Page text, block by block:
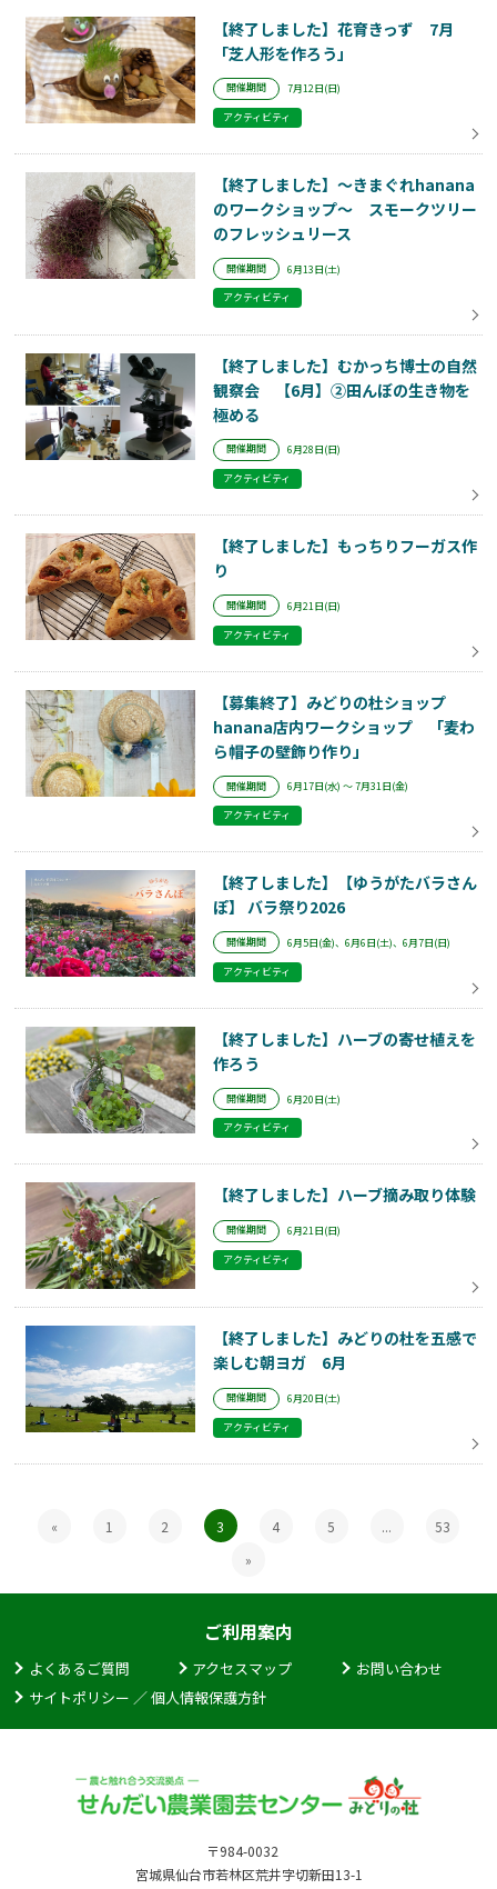
【終了しました】花育きっず 7月
「芝人形を作ろう」
開催期間
7月12日(日)
アクティビティ
【終了しました】～きまぐれhanana
のワークショップ～ スモークツリー
のフレッシュリース
開催期間
6月13日(土)
アクティビティ
【終了しました】むかっち博士の自然
観察会 【6月】➁田んぼの生き物を
極める
開催期間
6月28日(日)
アクティビティ
【終了しました】もっちりフーガス作
り
開催期間
6月21日(日)
アクティビティ
【募集終了】みどりの杜ショップ
hanana店内ワークショップ 「麦わ
ら帽子の壁飾り作り」
開催期間
6月17日(水) ～ 7月31日(金)
アクティビティ
【終了しました】【ゆうがたバラさん
ぽ】 バラ祭り2026
開催期間
6月5日(金)、6月6日(土)、6月7日(日)
アクティビティ
【終了しました】ハーブの寄せ植えを
作ろう
開催期間
6月20日(土)
アクティビティ
【終了しました】ハーブ摘み取り体験
開催期間
6月21日(日)
アクティビティ
【終了しました】みどりの杜を五感で
楽しむ朝ヨガ 6月
開催期間
6月20日(土)
アクティビティ
« 1 2 3 4 5 ...
53
»
ご利用案内
よくあるご質問 アクセスマップ
お問い合わせ
サイトポリシー ／ 個人情報保護方針
〒984-0032
宮城県仙台市若林区荒井字切新田13-1